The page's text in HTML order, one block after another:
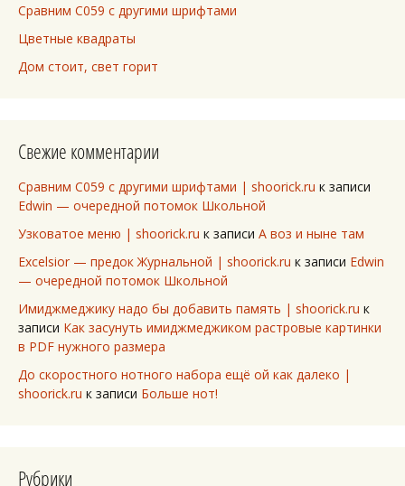
Сравним C059 с другими шрифтами
Цветные квадраты
Дом стоит, свет горит
Свежие комментарии
Сравним C059 с другими шрифтами | shoorick.ru к записи
Edwin — очередной потомок Школьной
Узковатое меню | shoorick.ru к записи А воз и ныне там
Excelsior — предок Журнальной | shoorick.ru к записи Edwin
— очередной потомок Школьной
Имиджмеджику надо бы добавить память | shoorick.ru к
записи Как засунуть имиджмеджиком растровые картинки
в PDF нужного размера
До скоростного нотного набора ещё ой как далеко |
shoorick.ru к записи Больше нот!
Рубрики